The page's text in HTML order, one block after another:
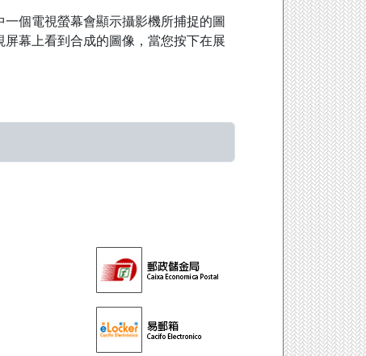
個電視螢幕會顯示攝影機所捕捉的圖
幕上看到合成的圖像，當您按下在展